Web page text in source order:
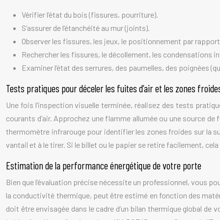
Vérifier l’état du bois (fissures, pourriture).
S’assurer de l’étanchéité au mur (joints).
Observer les fissures, les jeux, le positionnement par
Rechercher les fissures, le décollement, les condensations
Examiner l’état des serrures, des paumelles, des poignées
Tests pratiques pour déceler les fuites d’air et les zones
Une fois l’inspection visuelle terminée, réalisez des tests
courants d’air. Approchez une flamme allumée ou une source
thermomètre infrarouge pour identifier les zones froides sur la
vantail et à le tirer. Si le billet ou le papier se retire facilement,
Estimation de la performance énergétique de votre porte
Bien que l’évaluation précise nécessite un professionnel, vous
la conductivité thermique, peut être estimé en fonction des
doit être envisagée dans le cadre d’un bilan thermique global